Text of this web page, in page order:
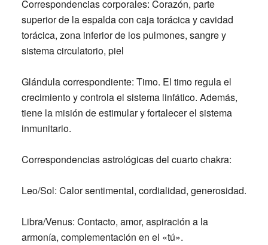
Correspondencias corporales: Corazón, parte
superior de la espalda con caja torácica y cavidad
torácica, zona inferior de los pulmones, sangre y
sistema circulatorio, piel
Glándula correspondiente: Timo. El timo regula el
crecimiento y controla el sistema linfático. Además,
tiene la misión de estimular y fortalecer el sistema
inmunitario.
Correspondencias astrológicas del cuarto chakra:
Leo/Sol: Calor sentimental, cordialidad, generosidad.
Libra/Venus: Contacto, amor, aspiración a la
armonía, complementación en el «tú».